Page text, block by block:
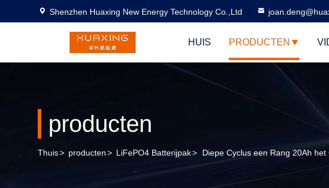
Shenzhen Huaxing New Energy Technology Co.,Ltd
HUIS PRODUCTEN
producten
Thuis> producten> LiFePO4 Batterijpak> Diepe Cyclus een Rang 20Ah